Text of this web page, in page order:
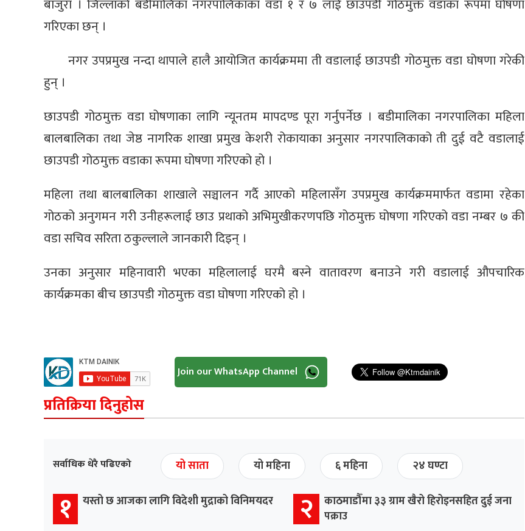
बाजुरा । जिल्लाको बडीमालिका नगरपालिकाका वडा १ र ७ लाई छाउपडी गोठमुक्त वडाका रूपमा घोषणा
गरिएका छन् ।
नगर उपप्रमुख नन्दा थापाले हालै आयोजित कार्यक्रममा ती वडालाई छाउपडी गोठमुक्त वडा घोषणा गरेकी
हुन् ।
छाउपडी गोठमुक्त वडा घोषणाका लागि न्यूनतम मापदण्ड पूरा गर्नुपर्नेछ । बडीमालिका नगरपालिका महिला
बालबालिका तथा जेष्ठ नागरिक शाखा प्रमुख केशरी रोकायाका अनुसार नगरपालिकाको ती दुई वटै वडालाई
छाउपडी गोठमुक्त वडाका रूपमा घोषणा गरिएको हो ।
महिला तथा बालबालिका शाखाले सञ्चालन गर्दै आएको महिलासँग उपप्रमुख कार्यक्रममार्फत वडामा रहेका
गोठको अनुगमन गरी उनीहरूलाई छाउ प्रथाको अभिमुखीकरणपछि गोठमुक्त घोषणा गरिएको वडा नम्बर ७ की
वडा सचिव सरिता ठकुल्लाले जानकारी दिइन् ।
उनका अनुसार महिनावारी भएका महिलालाई घरमै बस्ने वातावरण बनाउने गरी वडालाई औपचारिक
कार्यक्रमका बीच छाउपडी गोठमुक्त वडा घोषणा गरिएको हो ।
Join our WhatsApp Channel
प्रतिक्रिया दिनुहोस
सर्वाधिक धेरै पढिएको यो साता यो महिना ६ महिना २४ घण्टा
१ यस्तो छ आजका लागि विदेशी मुद्राको विनिमयदर २
काठमाडौँमा ३३ ग्राम खैरो हिरोइनसहित दुई जना
पक्राउ